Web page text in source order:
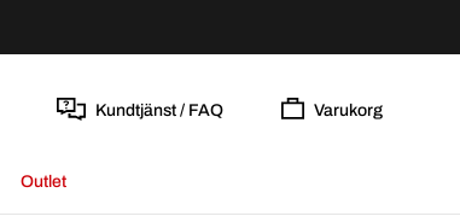
Kundtjänst / FAQ Varukorg
Outlet